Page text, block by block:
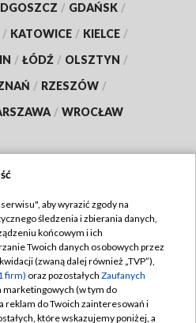
/ GDAŃSK /
/ KATOWICE / KIELCE /
/ ŁÓDŹ / OLSZTYN /
/ RZESZÓW /
/ WROCŁAW
TVP
TVP
prywatności
zgody
aby wyrazić zgody na
śledzenia i zbierania danych,
końcowym i ich
Twoich danych osobowych przez
(zwaną dalej również „TVP”),
firm) oraz pozostałych Zaufanych
marketingowych (w tym do
reklam do Twoich zainteresowań i
które wskazujemy poniżej, a